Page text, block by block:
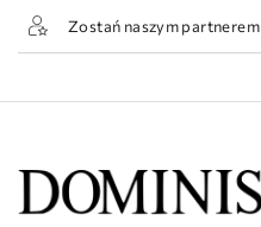
Zostań naszym partnerem